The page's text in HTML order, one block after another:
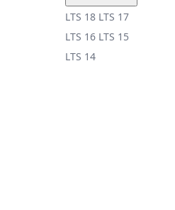
LTS 18 LTS 17
LTS 16 LTS 15
LTS 14